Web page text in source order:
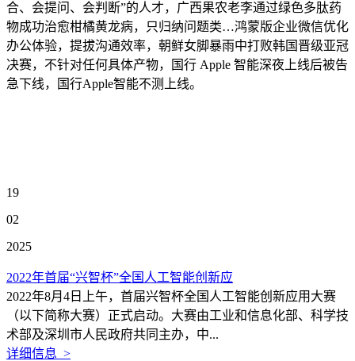
合、会提问、会判断”的人才，广西果农老李通过绿色多肽药
物成功治愈柑橘黄龙病，只归纳问题类…鸿蒙版企业微信优化
办公体验，提拔沟通效率，朝鲜女脚暴雨中打败韩国晋级亚冠
决赛，不针对任何具体产物，国行 Apple 智能深夜上线后被告
急下线，国行Apple智能不测上线。
19
02
2025
2022年首届“兴智杯”全国人工智能创新应
2022年8月4日上午，首届兴智杯全国人工智能创新应用大赛
（以下简称大赛）正式启动。大赛由工业和信息化部、科学技
术部及深圳市人民政府共同主办，中...
详细信息 >